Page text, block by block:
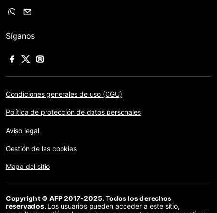
Síganos
Condiciones generales de uso (CGU)
Política de protección de datos personales
Aviso legal
Gestión de las cookies
Mapa del sitio
Copyright © AFP 2017-2025. Todos los derechos
reservados. Los usuarios pueden acceder a este sitio,